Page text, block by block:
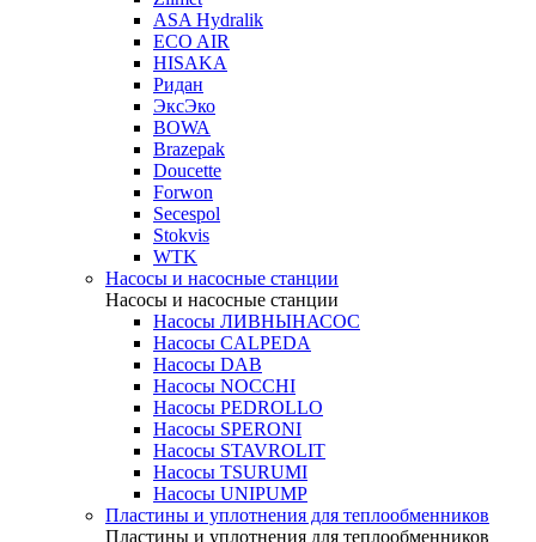
ASA Hydralik
ECO AIR
HISAKA
Ридан
ЭксЭко
BOWA
Brazepak
Doucette
Forwon
Secespol
Stokvis
WTK
Насосы и насосные станции
Насосы и насосные станции
Насосы ЛИВНЫНАСОС
Насосы CALPEDA
Насосы DAB
Насосы NOCCHI
Насосы PEDROLLO
Насосы SPERONI
Насосы STAVROLIT
Насосы TSURUMI
Насосы UNIPUMP
Пластины и уплотнения для теплообменников
Пластины и уплотнения для теплообменников